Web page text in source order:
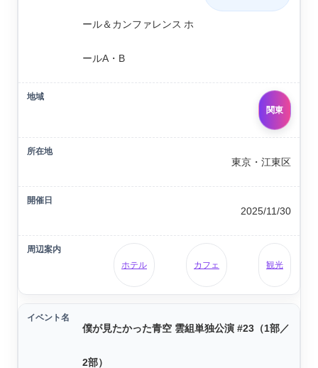
ール＆カンファレンス ホ
ールA・B
関東
東京・江東区
2025/11/30
ホテル カフェ 観光
僕が見たかった青空 雲組単独公演 #23（1部／
2部）